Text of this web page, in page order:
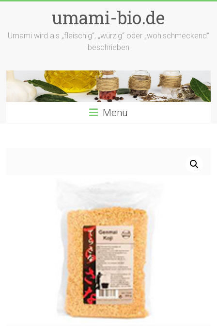
umami-bio.de
Umami wird als „fleischig“, „würzig“ oder „wohlschmeckend“
beschrieben
Menü